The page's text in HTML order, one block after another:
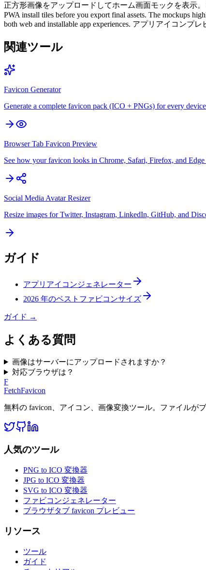
正方形画像をアップロードしてホーム画面モックを表示。
PWA install tiles before you export final assets. The mockups
both web and installable app experiences. アプリアイコンプ
関連ツール
Favicon Generator
Generate a complete favicon pack (ICO + PNGs) for every
Browser Tab Favicon Preview
See how your favicon looks in Chrome, Safari, Firefox, and Edge
Social Media Avatar Resizer
Resize images for Twitter, Instagram, LinkedIn, GitHub, and
ガイド
アプリアイコンジェネレーター
2026 年のベストファビコンサイズ
ガイド →
よくある質問
画像はサーバーにアップロードされますか？
対応ブラウザは？
F
FetchFavicon
無料の favicon、アイコン、画像変換ツール。ファイルが
人気のツール
PNG to ICO 変換器
JPG to ICO 変換器
SVG to ICO 変換器
ファビコンジェネレーター
ブラウザタブ favicon プレビュー
リソース
ツール
ガイド